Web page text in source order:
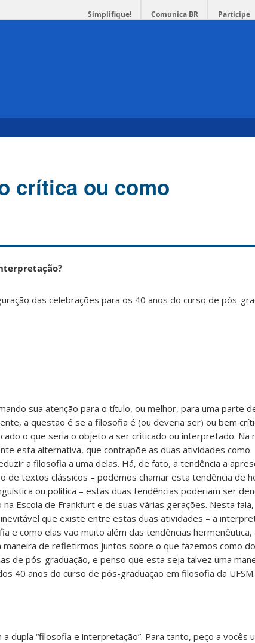
Simplifique! Comunica BR Participe
crítica ou como
das celebrações para os 40 anos do curso de pós-
sua atenção para o título, ou melhor, para uma parte
a questão é se a filosofia é (ou deveria ser) ou bem
o que seria o objeto a ser criticado ou interpretado. Na
esta alternativa, que contrapõe as duas atividades como
a filosofia a uma delas. Há, de fato, a tendência a
de textos clássicos – podemos chamar esta tendência de
ou política – estas duas tendências poderiam ser
Escola de Frankfurt e de suas várias gerações. Nesta
que existe entre estas duas atividades – a
e como elas vão muito além das tendências hermenêutica,
maneira de refletirmos juntos sobre o que fazemos como
de pós-graduação, e penso que esta seja talvez uma
40 anos do curso de pós-graduação em filosofia da UFSM.
dupla “filosofia e interpretação”. Para tanto, peço a vocês